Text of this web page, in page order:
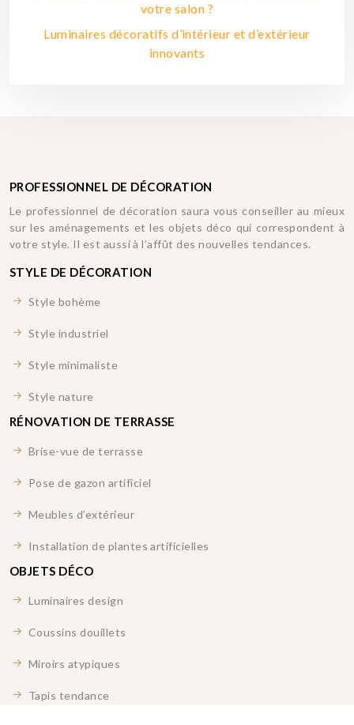
votre salon ?
Luminaires décoratifs d’intérieur et d’extérieur
innovants
PROFESSIONNEL DE DÉCORATION
Le professionnel de décoration saura vous conseiller au mieux
sur les aménagements et les objets déco qui correspondent à
votre style. Il est aussi à l’affût des nouvelles tendances.
STYLE DE DÉCORATION
Style bohème
Style industriel
Style minimaliste
Style nature
RÉNOVATION DE TERRASSE
Brise-vue de terrasse
Pose de gazon artificiel
Meubles d’extérieur
Installation de plantes artificielles
OBJETS DÉCO
Luminaires design
Coussins douillets
Miroirs atypiques
Tapis tendance